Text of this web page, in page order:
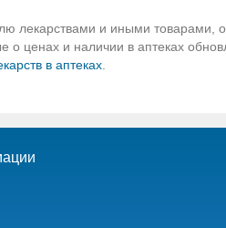
лекарствами и иными товарами,
ценах и наличии в аптеках
в аптеках.